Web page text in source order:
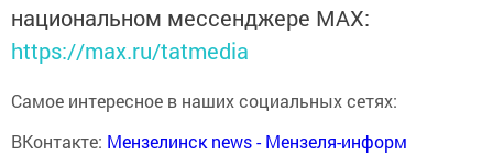
национальном мессенджере MАХ:
https://max.ru/tatmedia
Самое интересное в наших социальных сетях:
ВКонтакте: Мензелинск news - Мензеля-информ